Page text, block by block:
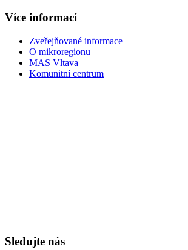
Více informací
Zveřejňované informace
O mikroregionu
MAS Vltava
Komunitní centrum
Sledujte nás